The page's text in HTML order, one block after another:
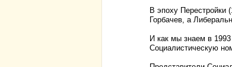
В эпоху Перестройки
Горбачев, а
И как мы знаем в
Социалистическую